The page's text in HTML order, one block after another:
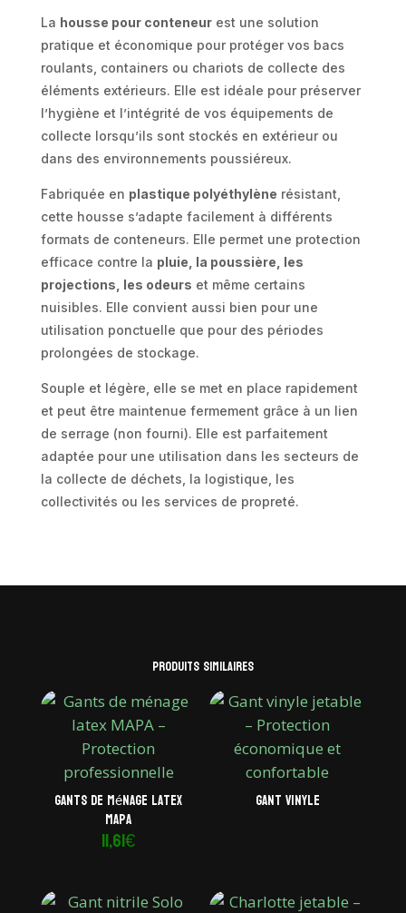
La housse pour conteneurest une solution
pratique et économique pour protéger vos bacs
roulants, containers ou chariots de collecte des
éléments extérieurs. Elle est idéale pour préserver
l’hygiène et l’intégrité de vos équipements de
collecte lorsqu’ils sont stockés en extérieur ou
dans des environnements poussiéreux.
Fabriquée en plastique polyéthylène résistant,
cette housse s’adapte facilement à différents
formats de conteneurs. Elle permet une protection
efficace contre la pluie, la poussière, les
projections, les odeurs et même certains
nuisibles. Elle convient aussi bien pour une
utilisation ponctuelle que pour des périodes
prolongées de stockage.
Souple et légère, elle se met en place rapidement
et peut être maintenue fermement grâce à un lien
de serrage (non fourni). Elle est parfaitement
adaptée pour une utilisation dans les secteurs de
la collecte de déchets, la logistique, les
collectivités ou les services de propreté.
Produits similaires
Gants de ménage latex
Mapa
11,61€
Gant vinyle